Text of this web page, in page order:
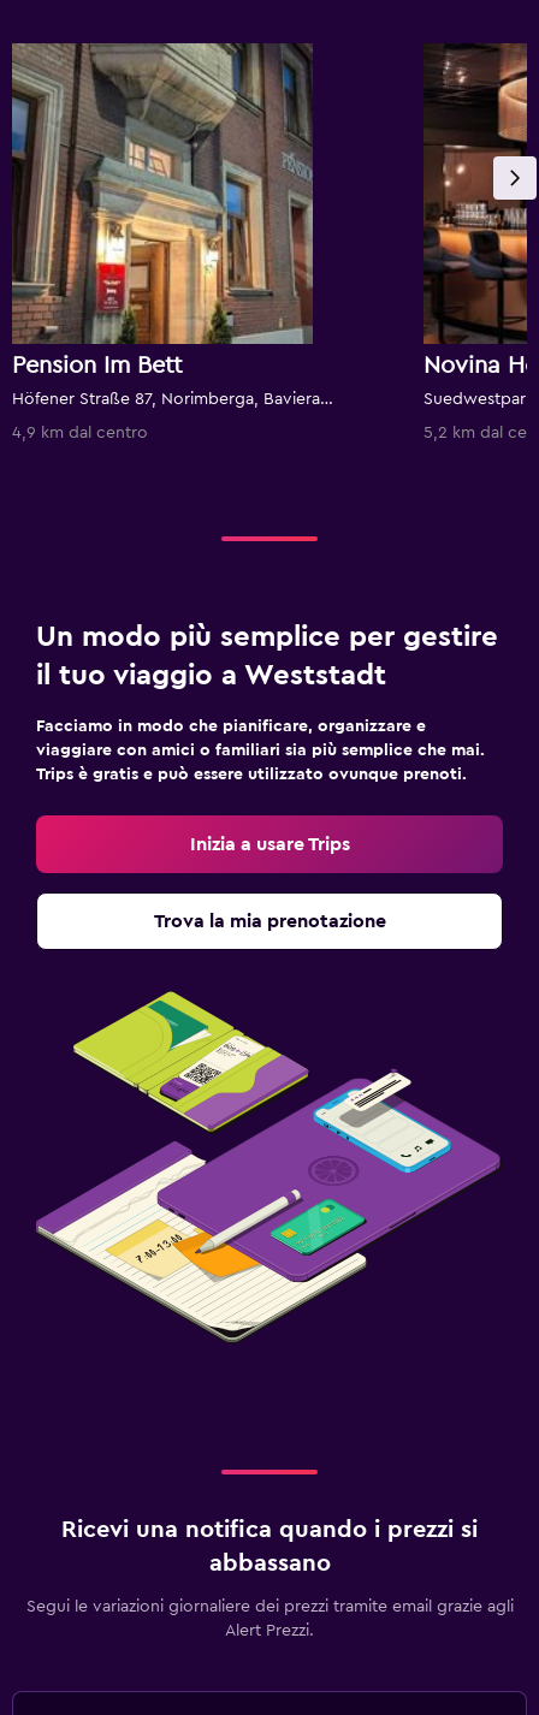
Pension Im Bett
Höfener Straße 87, Norimberga, Baviera, Germania
4,9 km dal centro
Novina
5,2 km dal
Un modo più semplice per gestire
il tuo viaggio a Weststadt
Facciamo in modo che pianificare, organizzare e
viaggiare con amici o familiari sia più semplice che mai.
Trips è gratis e può essere utilizzato ovunque prenoti.
Inizia a usare Trips
Trova la mia prenotazione
Ricevi una notifica quando i prezzi si
abbassano
Segui le variazioni giornaliere dei prezzi tramite email grazie agli
Alert Prezzi.